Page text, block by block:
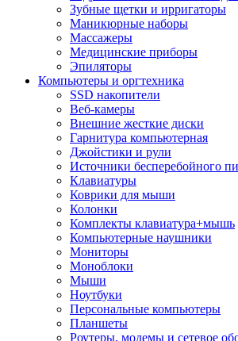
Зубные щетки и ирригаторы
Маникюрные наборы
Массажеры
Медицинские приборы
Эпиляторы
Компьютеры и оргтехника
SSD накопители
Веб-камеры
Внешние жесткие диски
Гарнитура компьютерная
Джойстики и рули
Источники бесперебойного
Клавиатуры
Коврики для мыши
Колонки
Комплекты клавиатура+мышь
Компьютерные наушники
Мониторы
Моноблоки
Мыши
Ноутбуки
Персональные компьютеры
Планшеты
Роутеры, модемы и сетевое